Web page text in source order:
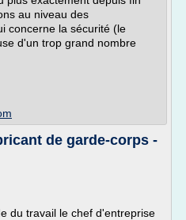
au niveau des
concerne la sécurité (le
d'un trop grand nombre
de garde-corps -
du travail le chef d'entreprise